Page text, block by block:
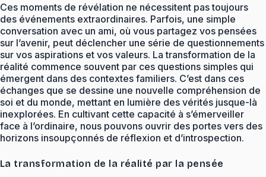
Ces moments de révélation ne nécessitent pas toujours
des événements extraordinaires. Parfois, une simple
conversation avec un ami, où vous partagez vos pensées
sur l’avenir, peut déclencher une série de questionnements
sur vos aspirations et vos valeurs. La transformation de la
réalité commence souvent par ces questions simples qui
émergent dans des contextes familiers. C’est dans ces
échanges que se dessine une nouvelle compréhension de
soi et du monde, mettant en lumière des vérités jusque-là
inexplorées. En cultivant cette capacité à s’émerveiller
face à l’ordinaire, nous pouvons ouvrir des portes vers des
horizons insoupçonnés de réflexion et d’introspection.
La transformation de la réalité par la pensée